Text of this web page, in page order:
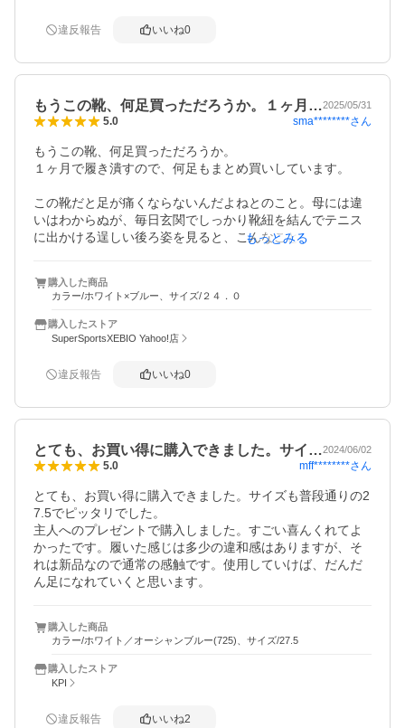
違反報告 いいね0
もうこの靴、何足買っただろうか。１ヶ月…2025/05/31
5.0 sma********さん
もうこの靴、何足買っただろうか。
１ヶ月で履き潰すので、何足もまとめ買いしています。
この靴だと足が痛くならないんだよねとのこと。母には違
いはわからぬが、毎日玄関でしっかり靴紐を結んでテニス
に出かける逞しい後ろ姿を見ると、こんなことしかできな
もっとみる
購入した商品
カラー/ホワイト×ブルー、サイズ/２４．０
購入したストア
SuperSportsXEBIO Yahoo!店
違反報告 いいね0
とても、お買い得に購入できました。サイ…2024/06/02
5.0 mff********さん
とても、お買い得に購入できました。サイズも普段通りの2
7.5でピッタリでした。
主人へのプレゼントで購入しました。すごい喜んくれてよ
かったです。履いた感じは多少の違和感はありますが、そ
れは新品なので通常の感触です。使用していけば、だんだ
購入した商品
カラー/ホワイト／オーシャンブルー(725)、サイズ/27.5
購入したストア
KPI
違反報告 いいね2